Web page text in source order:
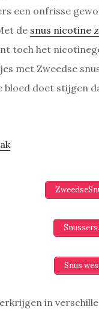
een onfrisse
de snus nicotine
toch het
met Zweedse
bloed doet stijgen
Snus
in